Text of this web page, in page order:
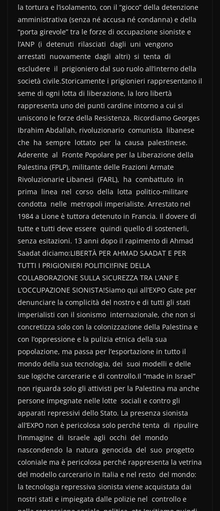
la tortura e l’isolamento, con il “gioco” della detenzione
amministrativa (senza né accusa né condanna) e della
“porta girevole” tra le forze di occupazione sioniste e
l’ANP (i detenuti rilasciati dagli uni vengono
arrestati nuovamente dagli altri) si tenta di
escludere il prigioniero dal suo ruolo all’interno della
società civile.Storicamente i prigionieri rappresentano il
seme di ogni lotta di liberazione, la loro libertà
rappresenta uno dei punti cardine intorno a cui si
uniscono le forze della Resistenza. Ricordiamo Georges
Ibrahim Abdallah, rivoluzionario comunista libanese
che ha sempre lottato per la causa palestinese.
Aderente al Fronte Popolare per la Liberazione della
Palestina (FPLP), militante delle Frazioni Armate
Rivoluzionarie Libanesi (FARL), ha combattuto in
prima linea nel corso della lotta politico-militare
condotta nelle metropoli imperialiste. Arrestato nel
1984 a Lione è tuttora detenuto in Francia. Il dovere di
tutte e tutti deve essere quindi quello di sostenerli,
senza esitazioni. 13 anni dopo il rapimento di Ahmad
Saadat diciamo:LIBERTÀ PER AHMAD SAADAT E PER
TUTTI I PRIGIONIERI POLITICI!FINE DELLA
COLLABORAZIONE SULLA SICUREZZA TRA L’ANP E
L’OCCUPAZIONE SIONISTA!Siamo qui all’EXPO Gate per
denunciare la complicità del nostro e di tutti gli stati
imperialisti con il sionismo internazionale, che non si
concretizza solo con la colonizzazione della Palestina e
con l’oppressione e la pulizia etnica della sua
popolazione, ma passa per l’esportazione in tutto il
mondo della sua tecnologia, dei suoi modelli e delle
sue logiche carcerarie e di controllo.Il “made in Israel”
non riguarda solo gli attivisti per la Palestina ma anche
persone impegnate nelle lotte sociali e contro gli
apparati repressivi dello Stato. La presenza sionista
all’EXPO non è pericolosa solo perché tenta di ripulire
l’immagine di Israele agli occhi del mondo
nascondendo la natura genocida del suo progetto
coloniale ma è pericolosa perché rappresenta la vetrina
del modello carcerario in Italia e nel resto del mondo:
la tecnologia repressiva sionista viene acquistata dai
nostri stati e impiegata dalle polizie nel controllo e